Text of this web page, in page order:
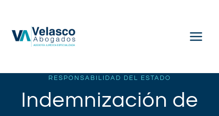
contenido
RESPONSABILIDAD DEL ESTADO
Indemnización de